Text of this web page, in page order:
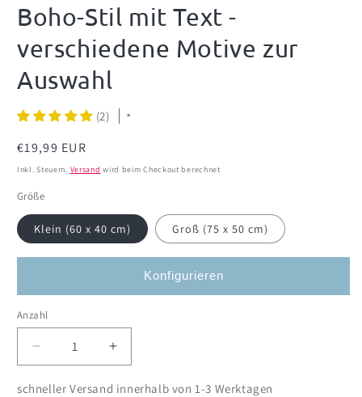
Boho-Stil mit Text -
verschiedene Motive zur
Auswahl
(2) *
Normaler
Preis
€19,99 EUR
Inkl. Steuern. Versand wird beim Checkout berechnet
Größe
Klein (60 x 40 cm) Groß (75 x 50 cm)
Konfigurieren
Anzahl
Anzahl
Verringere
die
Menge
Erhöhe
die
Menge
schneller Versand innerhalb von 1-3 Werktagen